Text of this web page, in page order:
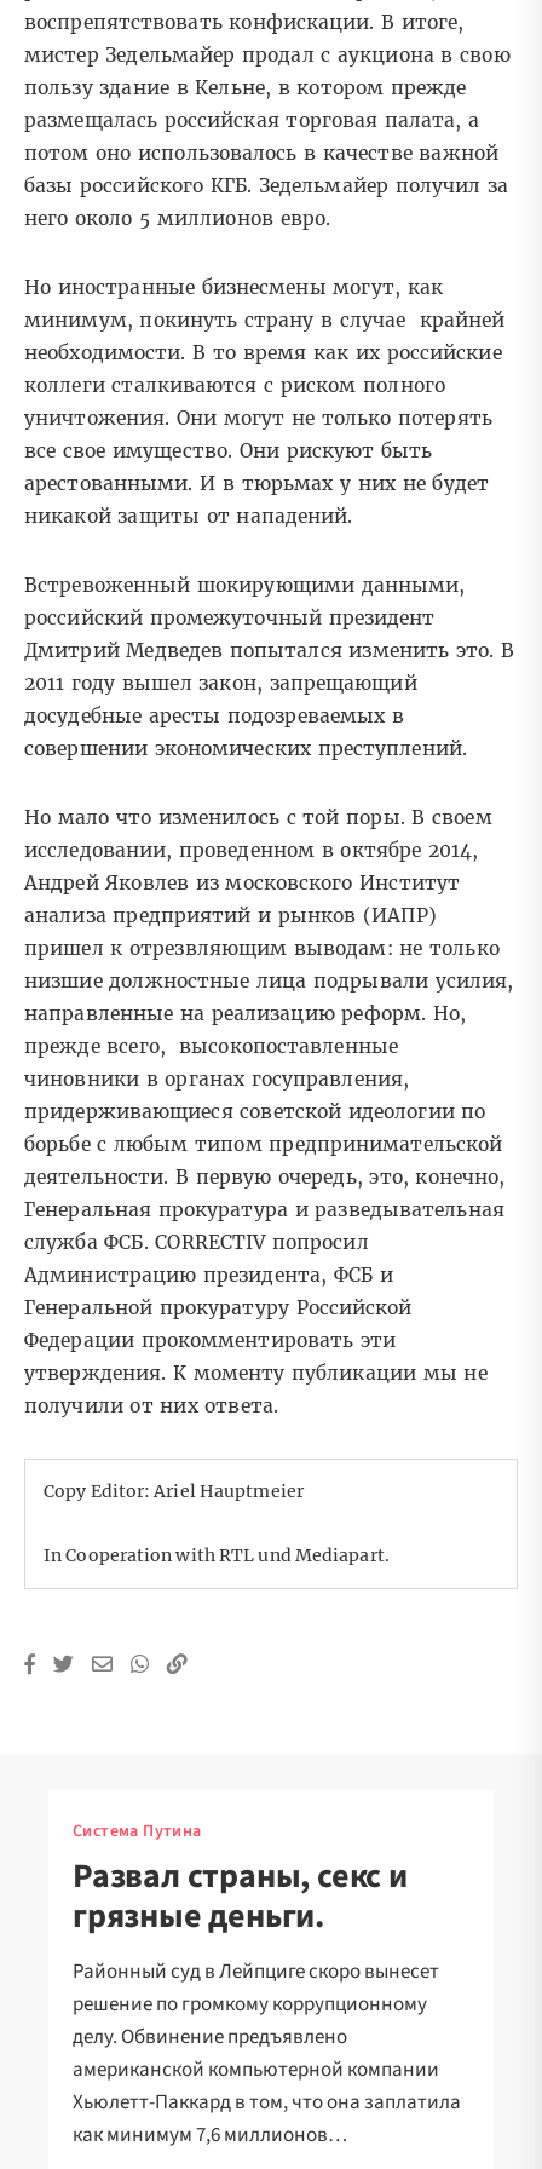
воспрепятствовать конфискации. В итоге,
мистер Зедельмайер продал с аукциона в свою
пользу здание в Кельне, в котором прежде
размещалась российская торговая палата, а
потом оно использовалось в качестве важной
базы российского КГБ. Зедельмайер получил за
него около 5 миллионов евро.
Но иностранные бизнесмены могут, как
минимум, покинуть страну в случае крайней
необходимости. В то время как их российские
коллеги сталкиваются с риском полного
уничтожения. Они могут не только потерять
все свое имущество. Они рискуют быть
арестованными. И в тюрьмах у них не будет
никакой защиты от нападений.
Встревоженный шокирующими данными,
российский промежуточный президент
Дмитрий Медведев попытался изменить это. В
2011 году вышел закон, запрещающий
досудебные аресты подозреваемых в
совершении экономических преступлений.
Но мало что изменилось с той поры. В своем
исследовании, проведенном в октябре 2014,
Андрей Яковлев из московского Институт
анализа предприятий и рынков (ИАПР)
пришел к отрезвляющим выводам: не только
низшие должностные лица подрывали усилия,
направленные на реализацию реформ. Но,
прежде всего, высокопоставленные
чиновники в органах госуправления,
придерживающиеся советской идеологии по
борьбе с любым типом предпринимательской
деятельности. В первую очередь, это, конечно,
Генеральная прокуратура и разведывательная
служба ФСБ. CORRECTIV попросил
Администрацию президента, ФСБ и
Генеральной прокуратуру Российской
Федерации прокомментировать эти
утверждения. К моменту публикации мы не
получили от них ответа.
Copy Editor: Ariel Hauptmeier
In Cooperation with RTL und Mediapart.
Система Путина
Развал страны, секс и
грязные деньги.
Районный суд в Лейпциге скоро вынесет
решение по громкому коррупционному
делу. Обвинение предъявлено
американской компьютерной компании
Хьюлетт-Паккард в том, что она заплатила
как минимум 7,6 миллионов…